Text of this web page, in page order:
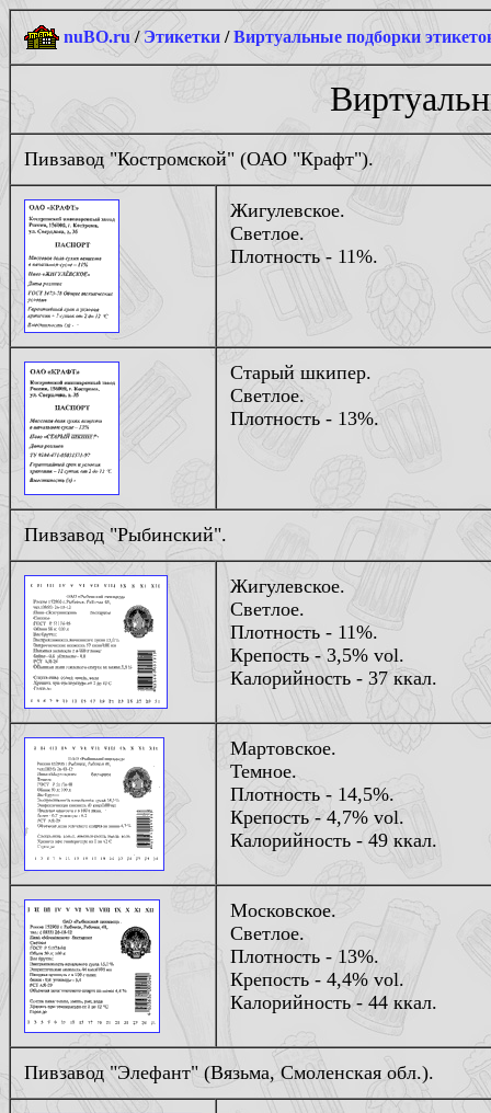
nuBO.ru / Этикетки /Виртуальные подборки
Пивзавод "Костромской" (ОАО "Крафт").
Жигулевское.
Светлое.
Плотность - 11%.
Старый шкипер.
Светлое.
Плотность - 13%.
Пивзавод "Рыбинский".
Жигулевское.
Светлое.
Плотность - 11%.
Крепость - 3,5% vol.
Калорийность - 37 ккал.
Мартовское.
Темное.
Плотность - 14,5%.
Крепость - 4,7% vol.
Калорийность - 49 ккал.
Московское.
Светлое.
Плотность - 13%.
Крепость - 4,4% vol.
Калорийность - 44 ккал.
Пивзавод "Элефант" (Вязьма, Смоленская обл.).